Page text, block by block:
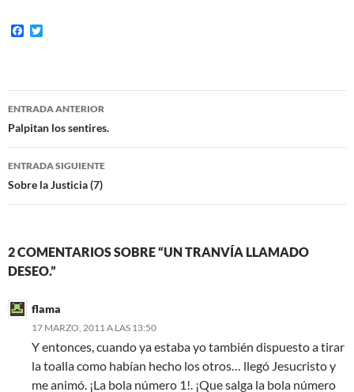
F
o
o
e
r
Navegación
de
entradas
ENTRADA ANTERIOR
Palpitan los sentires.
ENTRADA SIGUIENTE
Sobre la Justicia (7)
2 COMENTARIOS SOBRE “UN TRANVÍA LLAMADO
DESEO.”
flama
17 MARZO, 2011 A LAS 13:50
Y entonces, cuando ya estaba yo también dispuesto a tirar
la toalla como habían hecho los otros… llegó Jesucristo y
me animó. ¡La bola número 1!. ¡Que salga la bola número